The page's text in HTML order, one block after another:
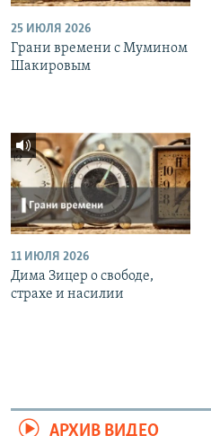
25 ИЮЛЯ 2026
Грани времени с Мумином
Шакировым
11 ИЮЛЯ 2026
Дима Зицер о свободе,
страхе и насилии
АРХИВ ВИДЕО